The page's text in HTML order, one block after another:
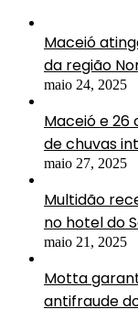
Maceió
da região
maio 24, 2025
Maceió e
de chuvas
maio 27, 2025
Multidão
no hotel do
maio 21, 2025
Motta
antifraude do